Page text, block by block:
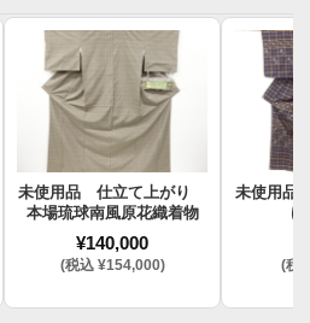
未使用品 仕立て上がり
本場琉球南風原花織着物
¥140,000
(税込 ¥154,000)
未使用品
(税